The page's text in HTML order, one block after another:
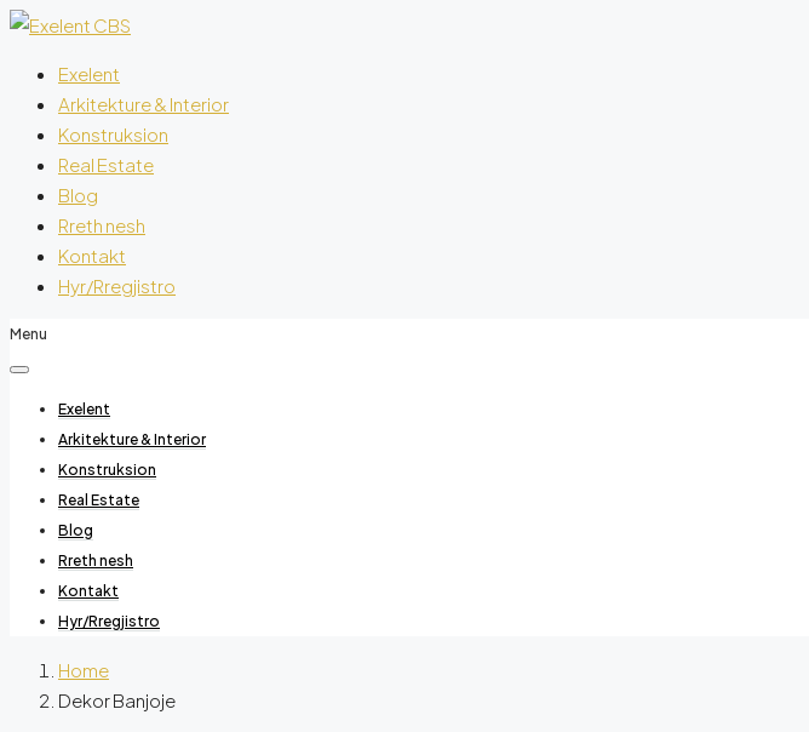
Exelent
Arkitekture & Interior
Konstruksion
Real Estate
Blog
Rreth nesh
Kontakt
Hyr/Rregjistro
Menu
Exelent
Arkitekture & Interior
Konstruksion
Real Estate
Blog
Rreth nesh
Kontakt
Hyr/Rregjistro
Home
Dekor Banjoje